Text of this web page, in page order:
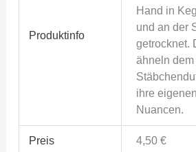
Produktinfo
Hand in
und an der
getrocknet.
ähneln
ihre
Nuancen.
Preis 4,50 €